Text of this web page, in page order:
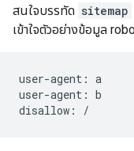
สนใจบรรทัด sitemap
เข้าใจตัวอย่างข้อมูล
user-agent: a
user-agent: b
disallow: /